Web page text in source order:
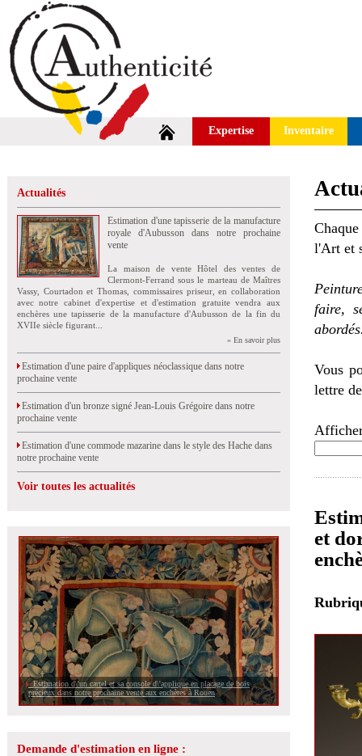
Expertise Inventaire
Actualités
Estimation d'une tapisserie de la manufacture
royale d'Aubusson dans notre prochaine
vente
La maison de vente Hôtel des ventes de
Clermont-Ferrand sous le marteau de Maîtres
Vassy, Courtadon et Thomas, commissaires priseur, en collaboration
avec notre cabinet d'expertise et d'estimation gratuite vendra aux
enchères une tapisserie de la manufacture d'Aubusson de la fin du
XVIIe siècle figurant...
» En savoir plus
Estimation d'une paire d'appliques néoclassique dans notre
prochaine vente
Estimation d'un bronze signé Jean-Louis Grégoire dans notre
prochaine vente
Estimation d'une commode mazarine dans le style des Hache dans
notre prochaine vente
Voir toutes les actualités
Estimation d\'un cartel et sa console d\'applique en placage de bois
précieux dans notre prochaine vente aux enchères à Rouen
Demande d'estimation en ligne :
l'Art et
faire,
Vous
lettre
et